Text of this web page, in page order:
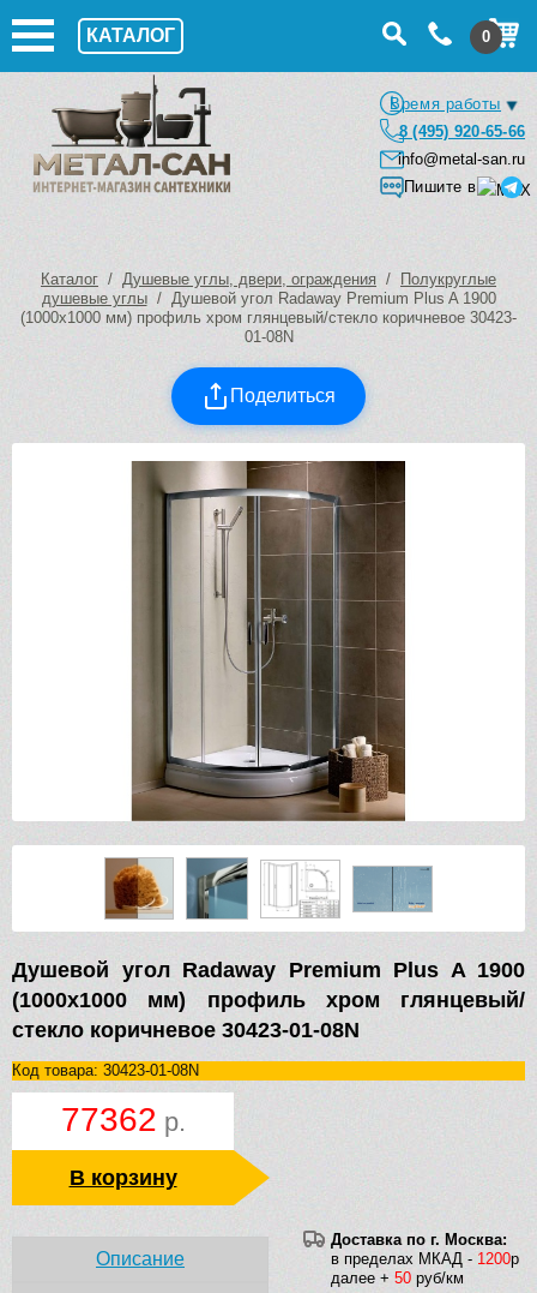
КАТАЛОГ 0
Время работы
8 (495) 920-65-66
info@metal-san.ru
Пишите в
Каталог / Душевые углы, двери, ограждения /
Полукруглые
душевые углы/ Душевой угол Radaway Premium Plus A 1900
(1000х1000 мм) профиль хром глянцевый/стекло коричневое 30423-
01-08N
Поделиться
Душевой угол Radaway Premium Plus A 1900
(1000х1000 мм) профиль хром глянцевый/
стекло коричневое 30423-01-08N
Код товара: 30423-01-08N
77362 р.
В корзину
Доставка по г. Москва:
в пределах МКАД - 1200р
далее + 50 руб/км
Описание